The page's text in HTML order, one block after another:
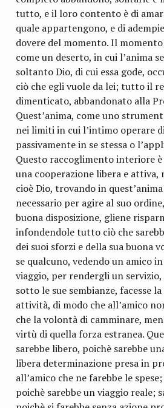
tutto, e il loro contento è di
quale appartengono, e di
dovere del momento. Il
come un deserto, in cui l’anima
soltanto Dio, di cui essa gode,
ciò che egli vuole da lei; tutto il
dimenticato, abbandonato alla
Quest’anima, come uno
nei limiti in cui l’in­timo operare
passivamente in se stessa o
Questo raccoglimento interiore
una cooperazione libera e attiva,
cioè Dio, trovando in
necessario per agire al suo
buona disposizione, gliene
infondendole tutto ciò che
dei suoi sforzi e della sua buona
se qualcuno, vedendo un amico
viaggio, per rendergli un servizio,
sotto le sue sembianze, facesse
atti­vità, di modo che all’amico
che la vo­lontà di camminare,
virtù di quella forza estranea.
sarebbe libero, poichè sa­rebbe
libera determinazione presa in
all’amico che ne farebbe le
poichè sarebbe un viaggio reale;